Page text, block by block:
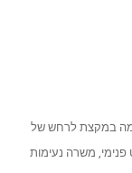
במקצת לרחש של
פנימי, משרה נעימות